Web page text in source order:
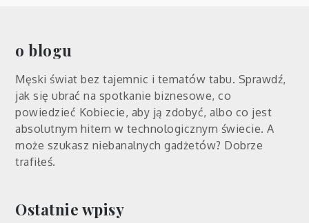
o blogu
Męski świat bez tajemnic i tematów tabu. Sprawdź,
jak się ubrać na spotkanie biznesowe, co
powiedzieć Kobiecie, aby ją zdobyć, albo co jest
absolutnym hitem w technologicznym świecie. A
może szukasz niebanalnych gadżetów? Dobrze
trafiłeś.
Ostatnie wpisy